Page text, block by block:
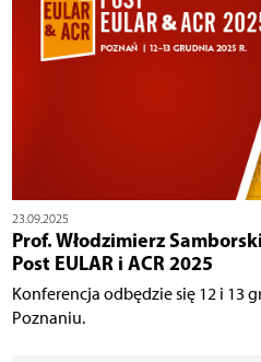
23.09.2025
Prof. Włodzimierz
Post EULAR i ACR 2025
Konferencja odbędzie się 12 i 13
Poznaniu.